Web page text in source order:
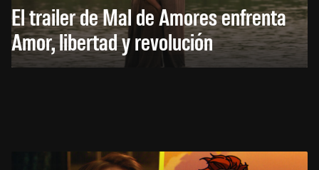
El trailer de Mal de Amores enfrenta
Amor, libertad y revolución